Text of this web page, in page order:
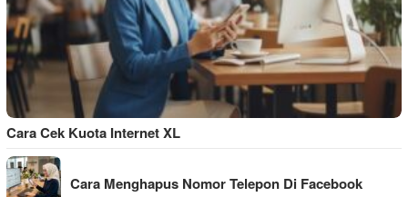
Cara Cek Kuota Internet XL
Cara Menghapus Nomor Telepon Di Facebook